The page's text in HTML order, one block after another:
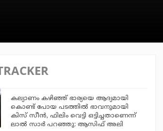
കല്യാണം കഴിഞ്ഞ് ഭാര്യയെ ആദ്യമായി
കൊണ്ട് പോയ പടത്തില്‍ ഭാവനുമായി
കിസ് സീന്‍, ഫിലിം വെട്ടി ഒട്ടിച്ചതാണെന്ന്
ലാല്‍ സാര്‍ പറഞ്ഞു: ആസിഫ് അലി